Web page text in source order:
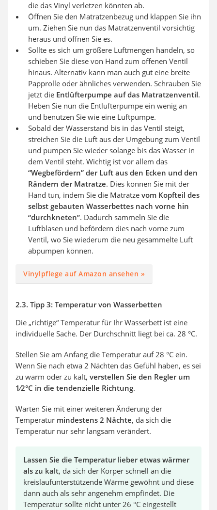
die das Vinyl verletzen könnten ab.
Öffnen Sie den Matratzenbezug und klappen Sie ihn
um. Ziehen Sie nun das Matratzenventil vorsichtig
heraus und öffnen Sie es.
Sollte es sich um größere Luftmengen handeln, so
schieben Sie diese von Hand zum offenen Ventil
hinaus. Alternativ kann man auch gut eine breite
Papprolle oder ähnliches verwenden. Schrauben Sie
jetzt die Entlüfterpumpe auf das Matratzenventil.
Heben Sie nun die Entlüfterpumpe ein wenig an
und benutzen Sie wie eine Luftpumpe.
Sobald der Wasserstand bis in das Ventil steigt,
streichen Sie die Luft aus der Umgebung zum Ventil
und pumpen Sie wieder solange bis das Wasser in
dem Ventil steht. Wichtig ist vor allem das
“Wegbefördern” der Luft aus den Ecken und den
Rändern der Matratze. Dies können Sie mit der
Hand tun, indem Sie die Matratze vom Kopfteil des
selbst gebauten Wasserbettes nach vorne hin
“durchkneten”. Dadurch sammeln Sie die
Luftblasen und befördern dies nach vorne zum
Ventil, wo Sie wiederum die neu gesammelte Luft
abpumpen können.
Vinylpflege auf Amazon ansehen »
2.3. Tipp 3: Temperatur von Wasserbetten
Die „richtige“ Temperatur für Ihr Wasserbett ist eine
individuelle Sache. Der Durchschnitt liegt bei ca. 28 °C.
Stellen Sie am Anfang die Temperatur auf 28 °C ein.
Wenn Sie nach etwa 2 Nächten das Gefühl haben, es sei
zu warm oder zu kalt, verstellen Sie den Regler um
1⁄2°C in die tendenzielle Richtung.
Warten Sie mit einer weiteren Änderung der
Temperatur mindestens 2 Nächte, da sich die
Temperatur nur sehr langsam verändert.
Lassen Sie die Temperatur lieber etwas wärmer
als zu kalt, da sich der Körper schnell an die
kreislaufunterstützende Wärme gewöhnt und diese
dann auch als sehr angenehm empfindet. Die
Temperatur sollte nicht unter 26 °C eingestellt